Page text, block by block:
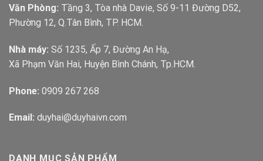
Văn Phòng: Tầng 3, Tòa nhà Davie, Số 9-11 Đường D52,
Phường 12, Q.Tân Bình, TP. HCM.
Nhà máy: Số 1235, Ấp 7, Đường An Hạ,
Xã Phạm Văn Hai, Huyện Bình Chánh, Tp.HCM.
Phone: 0909 267 268
Email: duyhai@duyhaivn.com
DANH MỤC SẢN PHẨM